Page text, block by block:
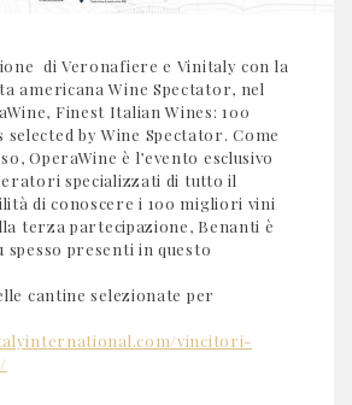
di Veronafiere e Vinitaly con la
americana Wine Spectator, nel
Finest Italian Wines: 100
by Wine Spectator. Come
OperaWine è l’evento esclusivo
specializzati di tutto il
di conoscere i 100 migliori vini
terza partecipazione, Benanti è
spesso presenti in questo
cantine selezionate per
vincitori-